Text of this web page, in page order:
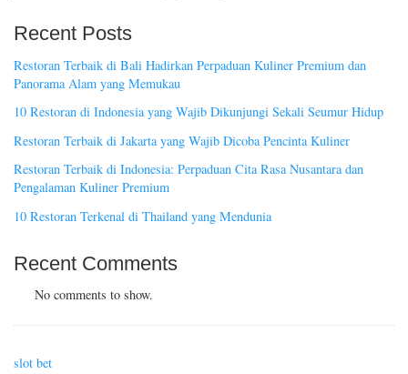
Recent Posts
Restoran Terbaik di Bali Hadirkan Perpaduan Kuliner Premium dan
Panorama Alam yang Memukau
10 Restoran di Indonesia yang Wajib Dikunjungi Sekali Seumur Hidup
Restoran Terbaik di Jakarta yang Wajib Dicoba Pencinta Kuliner
Restoran Terbaik di Indonesia: Perpaduan Cita Rasa Nusantara dan
Pengalaman Kuliner Premium
10 Restoran Terkenal di Thailand yang Mendunia
Recent Comments
No comments to show.
slot bet